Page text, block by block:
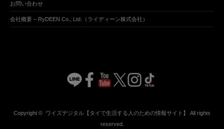
お問い合わせ
会社概要 – RyDEEN Co., Ltd.（ライディーン株式会社）
Copyright © ワイズデジタル【タイで生活する人のための情報サイト】
All rights
reserved.